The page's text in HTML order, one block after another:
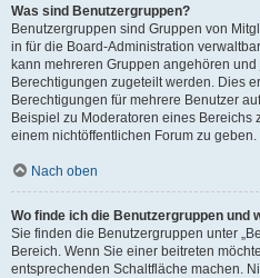
Was sind Benutzergruppen?
Benutzergruppen sind Gruppen von
in für die Board-Administration
kann mehreren Gruppen angehören
Berechtigungen zugeteilt werden. Dies
Berechtigungen für mehrere Benutzer
Beispiel zu Moderatoren eines Bereichs
einem nichtöffentlichen Forum zu geben.
Nach oben
Wo finde ich die Benutzergruppen und
Sie finden die Benutzergruppen unter
Bereich. Wenn Sie einer beitreten
entsprechenden Schaltfläche machen.